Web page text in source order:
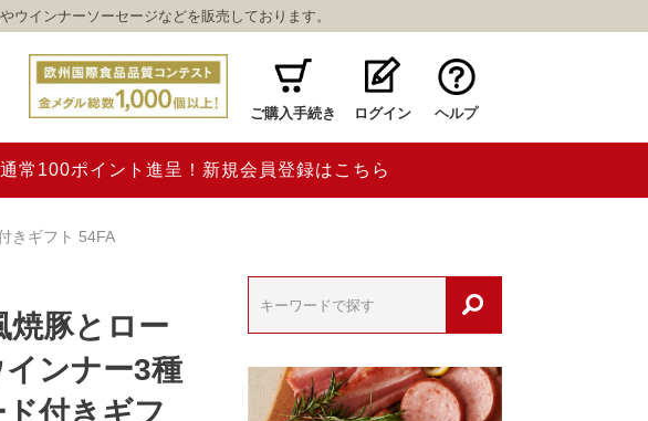
インナーソーセージなどを販売しております。
ご購入手続き ログイン ヘルプ
常100ポイント進呈！新規会員登録はこちら
きギフト 54FA
焼豚とロー
ンナー3種
付きギフ